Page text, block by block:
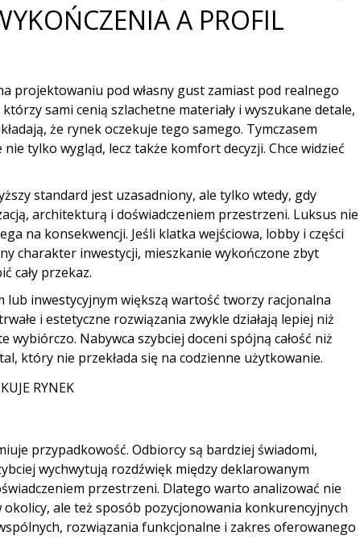
A PROFIL
projektowaniu pod własny gust zamiast pod realnego
sami cenią szlachetne materiały i wyszukane detale,
że rynek oczekuje tego samego. Tymczasem
tylko wygląd, lecz także komfort decyzji. Chce widzieć
standard jest uzasadniony, ale tylko wtedy, gdy
architekturą i doświadczeniem przestrzeni. Luksus nie
na konsekwencji. Jeśli klatka wejściowa, lobby i części
charakter inwestycji, mieszkanie wykończone zbyt
cały przekaz.
lub inwestycyjnym większą wartość tworzy racjonalna
i estetyczne rozwiązania zwykle działają lepiej niż
wybiórczo. Nabywca szybciej doceni spójną całość niż
który nie przekłada się na codzienne użytkowanie.
RYNEK
przypadkowość. Odbiorcy są bardziej świadomi,
wychwytują rozdźwięk między deklarowanym
przestrzeni. Dlatego warto analizować nie
ale też sposób pozycjonowania konkurencyjnych
rozwiązania funkcjonalne i zakres oferowanego